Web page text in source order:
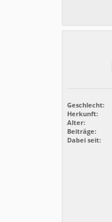
Geschlecht:
Herkunft:
Alter:
Beiträge:
Dabei seit: